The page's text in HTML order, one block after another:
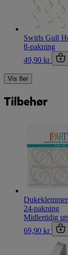
Swirls Gull
8-pakning
49,90 kr
Vis fler
Tilbehør
24-pakning
Midlertidig
69,90 kr